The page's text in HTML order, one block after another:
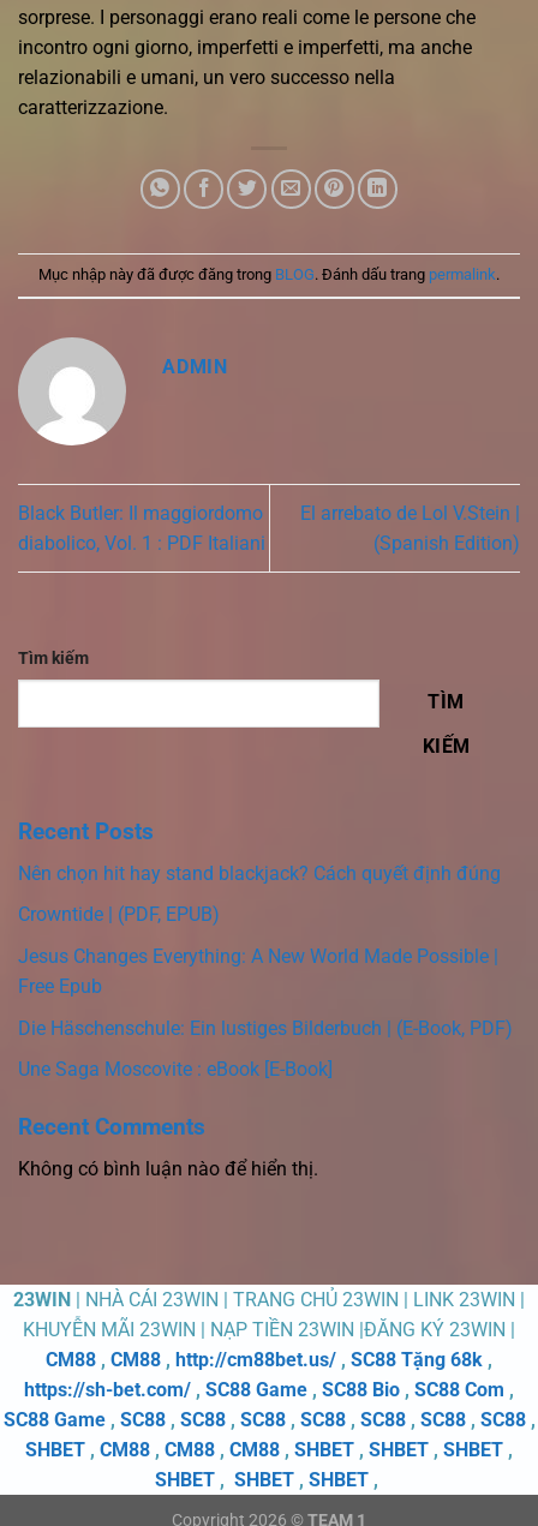
sorprese. I personaggi erano reali come le persone che
incontro ogni giorno, imperfetti e imperfetti, ma anche
relazionabili e umani, un vero successo nella
caratterizzazione.
Mục nhập này đã được đăng trong BLOG. Đánh dấu trang permalink.
ADMIN
Black Butler: Il maggiordomo
diabolico, Vol. 1 : PDF Italiani
El arrebato de Lol V.Stein |
(Spanish Edition)
Tìm kiếm
TÌM
KIẾM
Recent Posts
Nên chọn hit hay stand blackjack? Cách quyết định đúng
Crowntide | (PDF, EPUB)
Jesus Changes Everything: A New World Made Possible |
Free Epub
Die Häschenschule: Ein lustiges Bilderbuch | (E-Book, PDF)
Une Saga Moscovite : eBook [E-Book]
Recent Comments
Không có bình luận nào để hiển thị.
23WIN | NHÀ CÁI 23WIN | TRANG CHỦ 23WIN | LINK 23WIN |
KHUYỄN MÃI 23WIN | NẠP TIỀN 23WIN |ĐĂNG KÝ 23WIN |
CM88 , CM88 , http://cm88bet.us/ , SC88 Tặng 68k ,
https://sh-bet.com/ , SC88 Game , SC88 Bio , SC88 Com ,
SC88 Game, SC88, SC88, SC88, SC88, SC88, SC88, SC88,
SHBET , CM88 , CM88 , CM88 , SHBET , SHBET , SHBET ,
SHBET , SHBET , SHBET ,
Copyright 2026 © TEAM 1